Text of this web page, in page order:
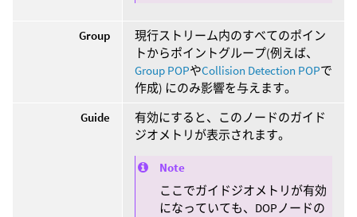
Group
現行ストリーム内のすべてのポイン
トからポイントグループ(例えば、
Group POPやCollision Detection POPで
作成) にのみ影響を与えます。
Guide
有効にすると、このノードのガイド
ジオメトリが表示されます。
Note
ここでガイドジオメトリが有効
になっていても、DOPノードの